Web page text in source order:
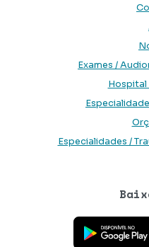
Exames /
Hospital
Especialidades /
Baixe o